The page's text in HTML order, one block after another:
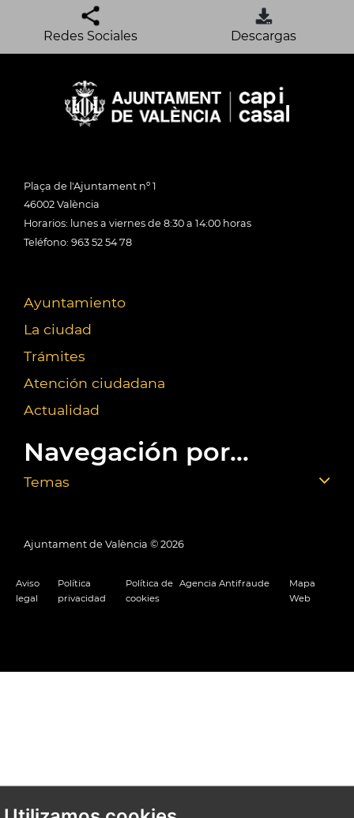
Redes Sociales Descargas
Plaça de l'Ajuntament nº 1
46002 València
Horarios: lunes a viernes de 8:30 a 14:00 horas
Teléfono: 963 52 54 78
Ayuntamiento
La ciudad
Trámites
Atención ciudadana
Actualidad
Navegación por...
Temas
Ajuntament de València © 2026
Aviso
legal
Política
privacidad
Política de
cookies
Agencia Antifraude
Mapa
Web